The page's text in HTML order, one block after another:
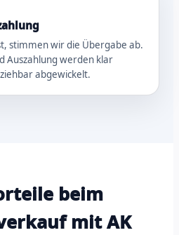
stimmen wir die Übergabe ab.
Auszahlung werden klar
abgewickelt.
beim
mit AK